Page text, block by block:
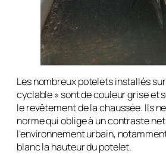
Les nombreux potelets installés
cyclable » sont de couleur grise et
le revêtement de la chaussée. Ils
norme qui oblige à un contraste
l’environnement urbain,
blanc la hauteur du potelet.